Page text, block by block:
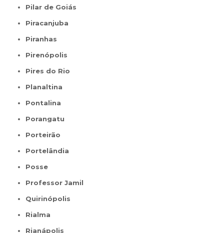
Pilar de Goiás
Piracanjuba
Piranhas
Pirenópolis
Pires do Rio
Planaltina
Pontalina
Porangatu
Porteirão
Portelândia
Posse
Professor Jamil
Quirinópolis
Rialma
Rianápolis